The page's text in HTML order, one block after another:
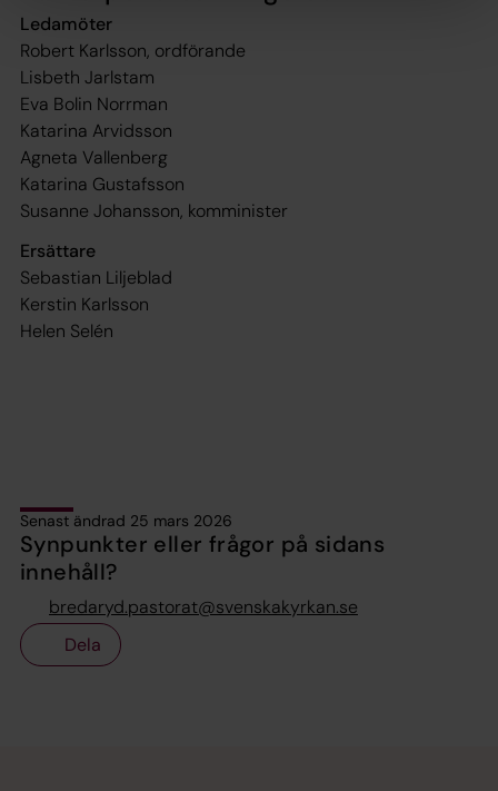
Ledamöter
Robert Karlsson, ordförande
Lisbeth Jarlstam
Eva Bolin Norrman
Katarina Arvidsson
Agneta Vallenberg
Katarina Gustafsson
Susanne Johansson, komminister
Ersättare
Sebastian Liljeblad
Kerstin Karlsson
Helen Selén
Senast ändrad 25 mars 2026
Synpunkter eller frågor på sidans
innehåll?
bredaryd.pastorat@svenskakyrkan.se
Dela